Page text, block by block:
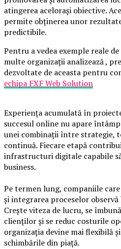
atingerea acelorași obiective.
permite obținerea unor
predictibile.
Pentru a vedea exemple reale
multe organizații analizează ,
dezvoltate de aceasta pentru
echipa FXF Web Solution
Experiența acumulată în
succesul online nu apare
unei combinații între strategie,
continuă. Fiecare etapă
infrastructuri digitale capabile
business.
Pe termen lung, companiile
și integrarea proceselor
Crește viteza de lucru, se
clienților și se reduc costurile
organizația devine mai flexibilă
schimbările din piață.